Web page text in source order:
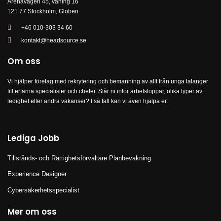
121 77 Stockholm, Globen
+46 010-303 34 60
kontakt@headsource.se
Om oss
Vi hjälper företag med rekrytering och bemanning av allt från unga talanger
till erfarna specialister och chefer. Står ni inför arbetstoppar, olika typer av
ledighet eller andra vakanser? I så fall kan vi även hjälpa er.
Lediga Jobb
Tillstånds- och Rättighetsförvaltare Planbevakning
Experience Designer
Cybersäkerhetsspecialist
Mer om oss